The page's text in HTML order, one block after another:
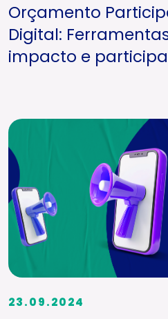
Orçamento
Digital:
impacto e
23.09.2024